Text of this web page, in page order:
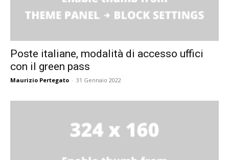
Poste italiane, modalità di accesso uffici
con il green pass
Maurizio Pertegato - 31 Gennaio 2022